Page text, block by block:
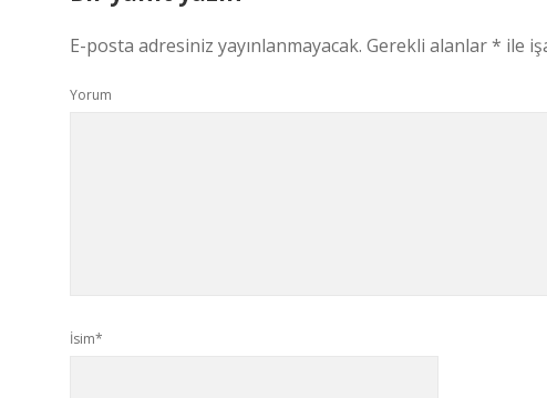
E-posta adresiniz yayınlanmayacak. Gerekli alanlar* ile
Yorum
İsim*